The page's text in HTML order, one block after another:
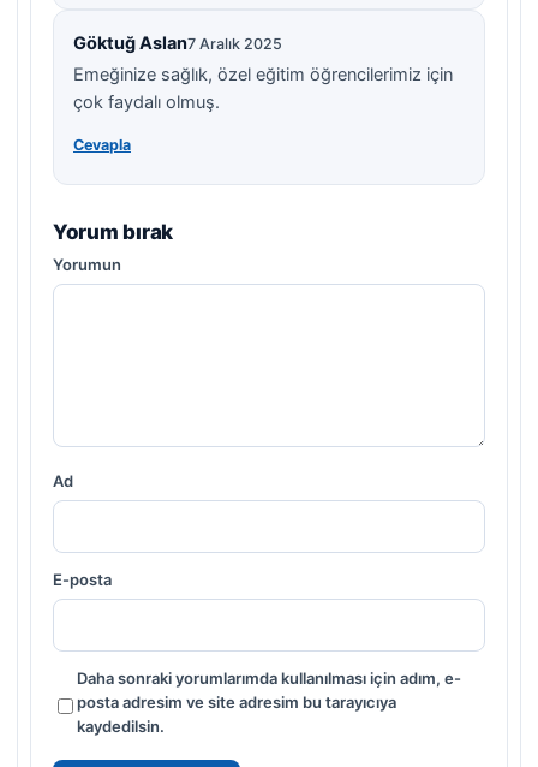
Göktuğ Aslan7 Aralık 2025
Emeğinize sağlık, özel eğitim öğrencilerimiz için
çok faydalı olmuş.
Cevapla
Yorum bırak
Yorumun
Ad
E-posta
Daha sonraki yorumlarımda kullanılması için adım, e-
posta adresim ve site adresim bu tarayıcıya
kaydedilsin.